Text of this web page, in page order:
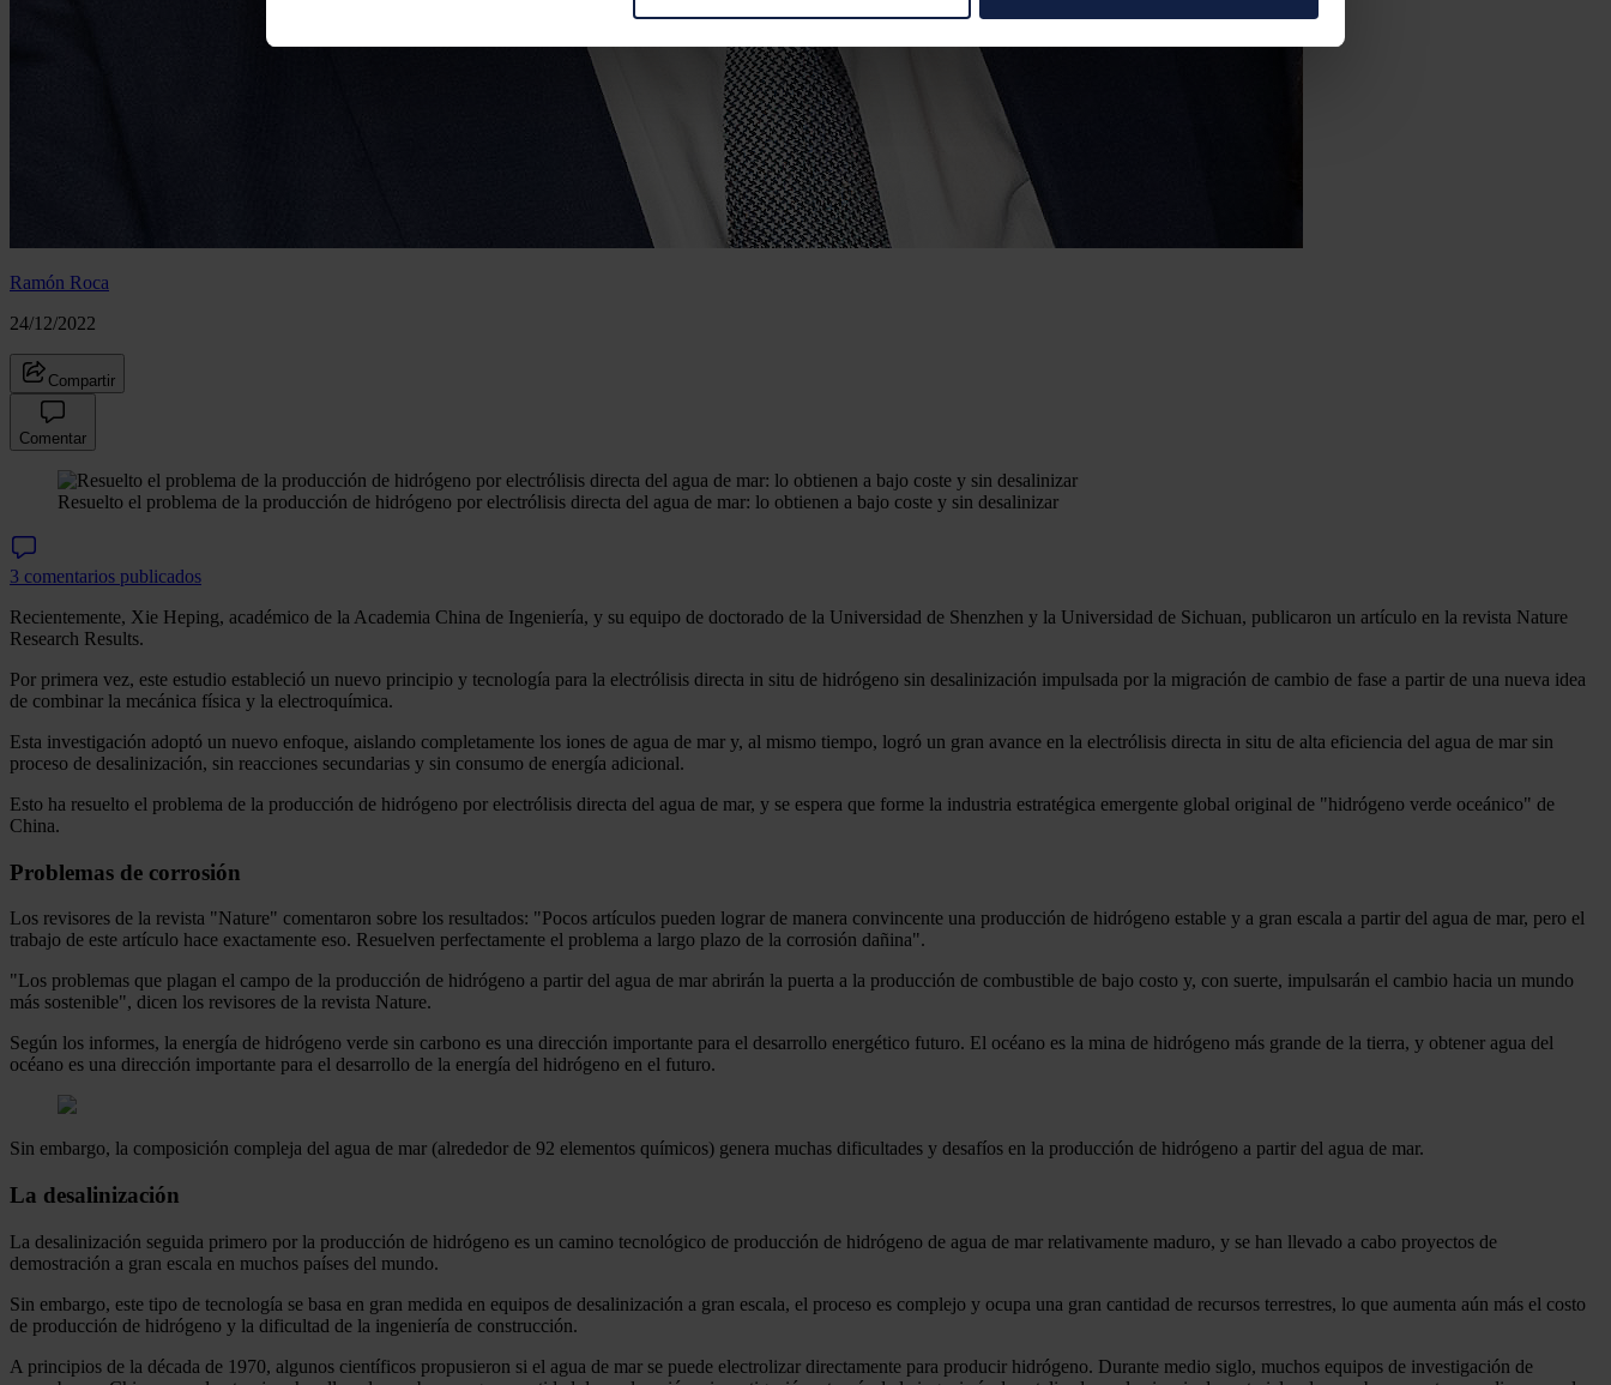
Las cookies de este sitio web se usan para personalizar el contenido y los anuncios, ofrecer funciones de redes sociales
y analizar el tráfico. Además, compartimos información sobre el uso que haga del sitio web con nuestros partners de
redes sociales, publicidad y análisis web, quienes pueden combinarla con otra información que les haya proporcionado o
que hayan recopilado a partir del uso que haya hecho de sus servicios.
Ramón Roca
24/12/2022
Compartir
Comentar
Resuelto el problema de la producción de hidrógeno por electrólisis directa del agua de mar: lo obtienen a bajo coste y sin desalinizar
3 comentarios publicados
Recientemente, Xie Heping, académico de la Academia China de Ingeniería, y su equipo de doctorado de la Universidad de Shenzhen y la Universidad de Sichuan, publicaron un artículo en la revista Nature
Research Results.
Por primera vez, este estudio estableció un nuevo principio y tecnología para la electrólisis directa in situ de hidrógeno sin desalinización impulsada por la migración de cambio de fase a partir de una nueva idea
de combinar la mecánica física y la electroquímica.
Esta investigación adoptó un nuevo enfoque, aislando completamente los iones de agua de mar y, al mismo tiempo, logró un gran avance en la electrólisis directa in situ de alta eficiencia del agua de mar sin
proceso de desalinización, sin reacciones secundarias y sin consumo de energía adicional.
Esto ha resuelto el problema de la producción de hidrógeno por electrólisis directa del agua de mar, y se espera que forme la industria estratégica emergente global original de "hidrógeno verde oceánico" de
China.
Problemas de corrosión
Los revisores de la revista "Nature" comentaron sobre los resultados: "Pocos artículos pueden lograr de manera convincente una producción de hidrógeno estable y a gran escala a partir del agua de mar, pero el
trabajo de este artículo hace exactamente eso. Resuelven perfectamente el problema a largo plazo de la corrosión dañina".
"Los problemas que plagan el campo de la producción de hidrógeno a partir del agua de mar abrirán la puerta a la producción de combustible de bajo costo y, con suerte, impulsarán el cambio hacia un mundo
más sostenible", dicen los revisores de la revista Nature.
Según los informes, la energía de hidrógeno verde sin carbono es una dirección importante para el desarrollo energético futuro. El océano es la mina de hidrógeno más grande de la tierra, y obtener agua del
océano es una dirección importante para el desarrollo de la energía del hidrógeno en el futuro.
Sin embargo, la composición compleja del agua de mar (alrededor de 92 elementos químicos) genera muchas dificultades y desafíos en la producción de hidrógeno a partir del agua de mar.
La desalinización
La desalinización seguida primero por la producción de hidrógeno es un camino tecnológico de producción de hidrógeno de agua de mar relativamente maduro, y se han llevado a cabo proyectos de
demostración a gran escala en muchos países del mundo.
Sin embargo, este tipo de tecnología se basa en gran medida en equipos de desalinización a gran escala, el proceso es complejo y ocupa una gran cantidad de recursos terrestres, lo que aumenta aún más el costo
de producción de hidrógeno y la dificultad de la ingeniería de construcción.
A principios de la década de 1970, algunos científicos propusieron si el agua de mar se puede electrolizar directamente para producir hidrógeno. Durante medio siglo, muchos equipos de investigación de